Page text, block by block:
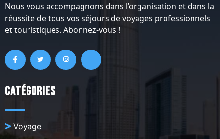
Nous vous accompagnons dans l’organisation et dans la
réussite de tous vos séjours de voyages professionnels
et touristiques. Abonnez-vous !
Catégories
Voyage